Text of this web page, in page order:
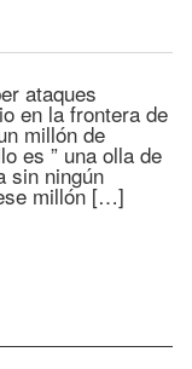
ataques
en la frontera de
millón de
es ” una olla de
sin ningún
millón […]